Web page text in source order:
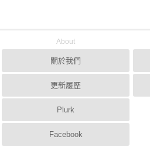
About
關於我們
更新履歷
Plurk
Facebook